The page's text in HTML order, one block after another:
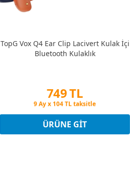
TopG Vox Q4 Ear Clip Lacivert Kulak İçi
Bluetooth Kulaklık
749 TL
Peşin Fiyatına 3 Taksit
9 Ay x 104 TL taksitle
Peşin Fiyatına 3 Taksit
ÜRÜNE GIT